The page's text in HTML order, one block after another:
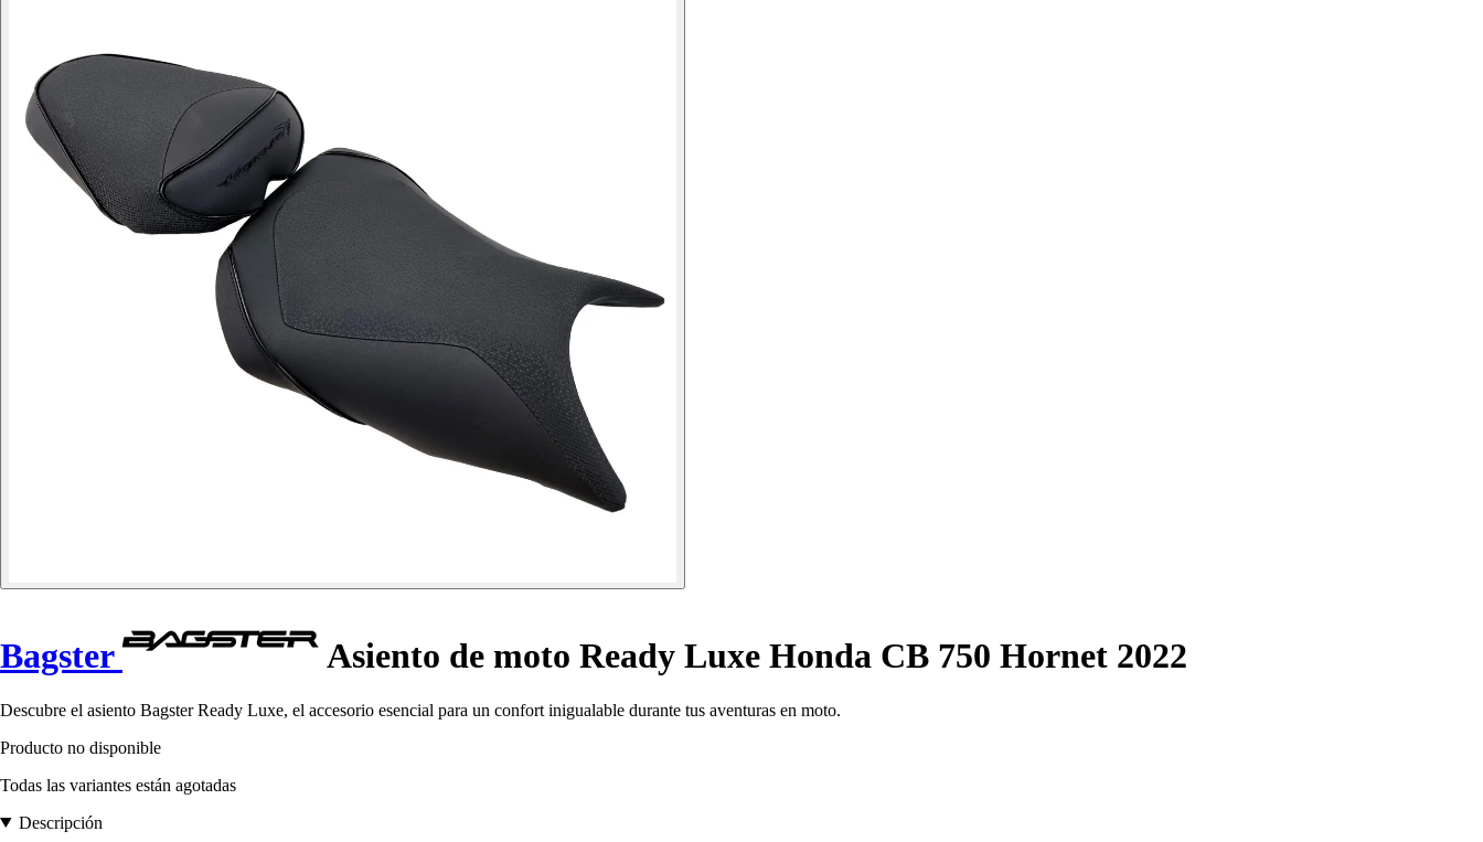
Bagster Asiento de moto Ready Luxe Honda CB 750 Hornet 2022
Descubre el asiento Bagster Ready Luxe, el accesorio esencial para un confort inigualable durante tus aventuras en moto.
Producto no disponible
Todas las variantes están agotadas
Descripción